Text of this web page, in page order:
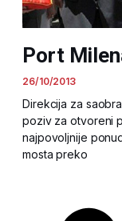
Port
26/10/2013
Direkcija za
poziv za otvoreni
najpovoljnije
mosta preko